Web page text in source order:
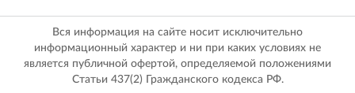
Вся информация на сайте носит исключительно
информационный характер и ни при каких условиях не
является публичной офертой, определяемой положениями
Статьи 437(2) Гражданского кодекса РФ.